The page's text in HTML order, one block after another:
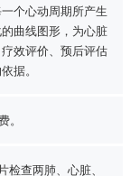
个心动周期所产生
曲线图形，为心脏
效评价、预后评估
据。
。
检查两肺、心脏、